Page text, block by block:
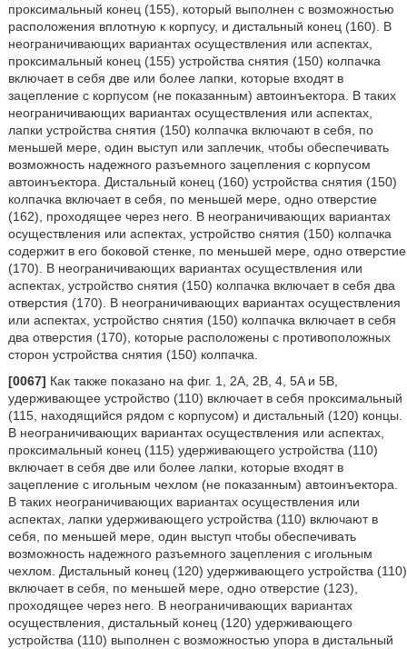
проксимальный конец (155), который выполнен с возможностью
расположения вплотную к корпусу, и дистальный конец (160). В
неограничивающих вариантах осуществления или аспектах,
проксимальный конец (155) устройства снятия (150) колпачка
включает в себя две или более лапки, которые входят в
зацепление с корпусом (не показанным) автоинъектора. В таких
неограничивающих вариантах осуществления или аспектах,
лапки устройства снятия (150) колпачка включают в себя, по
меньшей мере, один выступ или заплечик, чтобы обеспечивать
возможность надежного разъемного зацепления с корпусом
автоинъектора. Дистальный конец (160) устройства снятия (150)
колпачка включает в себя, по меньшей мере, одно отверстие
(162), проходящее через него. В неограничивающих вариантах
осуществления или аспектах, устройство снятия (150) колпачка
содержит в его боковой стенке, по меньшей мере, одно отверстие
(170). В неограничивающих вариантах осуществления или
аспектах, устройство снятия (150) колпачка включает в себя два
отверстия (170). В неограничивающих вариантах осуществления
или аспектах, устройство снятия (150) колпачка включает в себя
два отверстия (170), которые расположены с противоположных
сторон устройства снятия (150) колпачка.
[0067] Как также показано на фиг. 1, 2A, 2B, 4, 5A и 5B,
удерживающее устройство (110) включает в себя проксимальный
(115, находящийся рядом с корпусом) и дистальный (120) концы.
В неограничивающих вариантах осуществления или аспектах,
проксимальный конец (115) удерживающего устройства (110)
включает в себя две или более лапки, которые входят в
зацепление с игольным чехлом (не показанным) автоинъектора.
В таких неограничивающих вариантах осуществления или
аспектах, лапки удерживающего устройства (110) включают в
себя, по меньшей мере, один выступ чтобы обеспечивать
возможность надежного разъемного зацепления с игольным
чехлом. Дистальный конец (120) удерживающего устройства (110)
включает в себя, по меньшей мере, одно отверстие (123),
проходящее через него. В неограничивающих вариантах
осуществления, дистальный конец (120) удерживающего
устройства (110) выполнен с возможностью упора в дистальный